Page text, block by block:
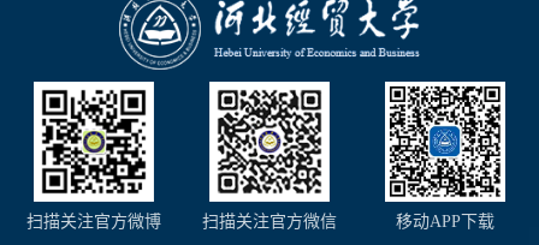
扫描关注官方微博 扫描关注官方微信 移动APP下载